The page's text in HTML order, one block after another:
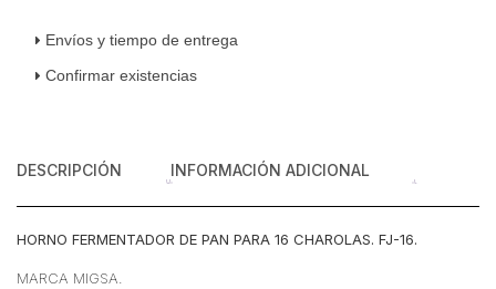
110
Envíos y tiempo de entrega
Confirmar existencias
DESCRIPCIÓN INFORMACIÓN ADICIONAL
HORNO FERMENTADOR DE PAN PARA 16 CHAROLAS. FJ-16.
MARCA MIGSA.